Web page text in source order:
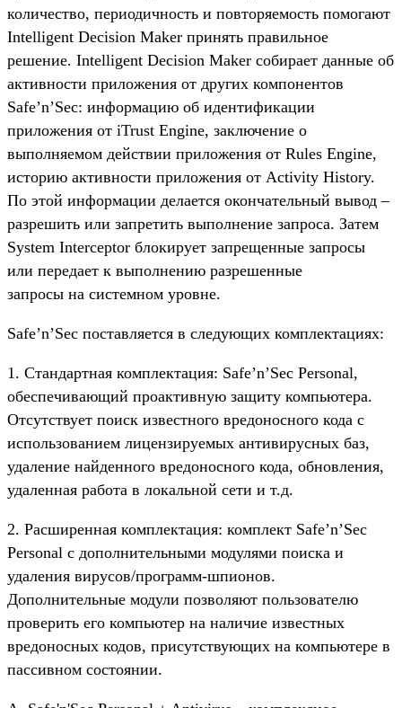
количество, периодичность и повторяемость помогают
Intelligent Decision Maker принять правильное
решение. Intelligent Decision Maker собирает данные об
активности приложения от других компонентов
Safe’n’Sec: информацию об идентификации
приложения от iTrust Engine, заключение о
выполняемом действии приложения от Rules Engine,
историю активности приложения от Activity History.
По этой информации делается окончательный вывод –
разрешить или запретить выполнение запроса. Затем
System Interceptor блокирует запрещенные запросы
или передает к выполнению разрешенные
запросы на системном уровне.
Safe’n’Sec поставляется в следующих комплектациях:
1. Стандартная комплектация: Safe’n’Sec Personal,
обеспечивающий проактивную защиту компьютера.
Отсутствует поиск известного вредоносного кода с
использованием лицензируемых антивирусных баз,
удаление найденного вредоносного кода, обновления,
удаленная работа в локальной сети и т.д.
2. Расширенная комплектация: комплект Safe’n’Sec
Personal с дополнительными модулями поиска и
удаления вирусов/программ-шпионов.
Дополнительные модули позволяют пользователю
проверить его компьютер на наличие известных
вредоносных кодов, присутствующих на компьютере в
пассивном состоянии.